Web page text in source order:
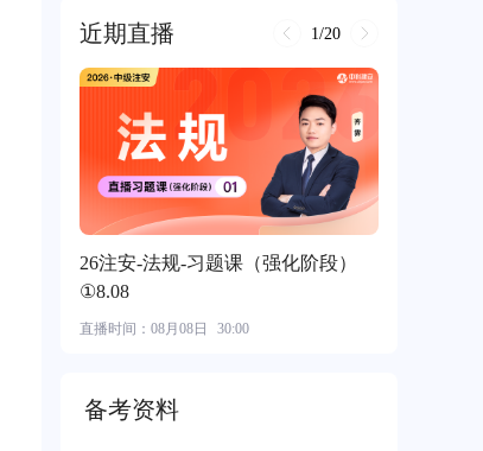
注册安全工程师选择专业 注安考试答案
¥ 550.00
近期直播 1/20
26注安-法规-习题课（强化阶段）
①8.08
直播时间： 08月08日 30:00
备考资料